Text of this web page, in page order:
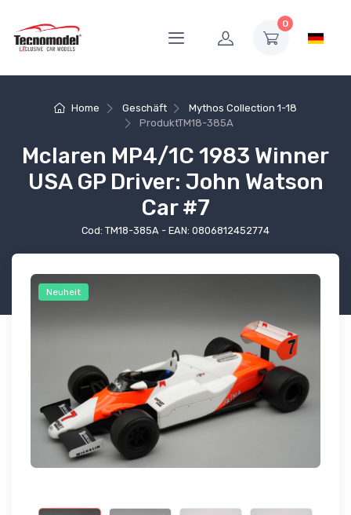
0
Home Geschäft
Mythos Collection 1-18
ProduktTM18-385A
Mclaren MP4/1C 1983 Winner
USA GP Driver: John Watson
Car #7
Cod: TM18-385A - EAN: 0806812452774
Neuheit